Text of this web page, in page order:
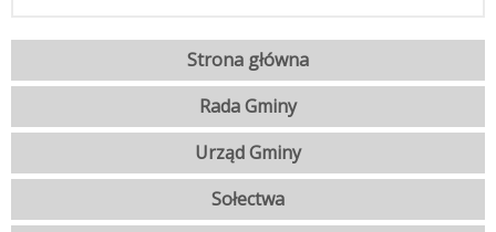
Strona główna
Rada Gminy
Urząd Gminy
Sołectwa